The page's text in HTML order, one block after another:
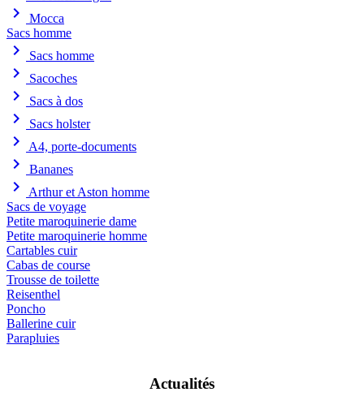
chevron_right
Mocca
Sacs homme
chevron_right Sacs homme
chevron_right Sacoches
chevron_right Sacs à dos
chevron_right Sacs holster
chevron_right A4, porte-documents
chevron_right Bananes
chevron_right
Arthur et Aston homme
Sacs de voyage
Petite maroquinerie dame
Petite maroquinerie homme
Cartables cuir
Cabas de course
Trousse de toilette
Reisenthel
Poncho
Ballerine cuir
Parapluies
Actualités